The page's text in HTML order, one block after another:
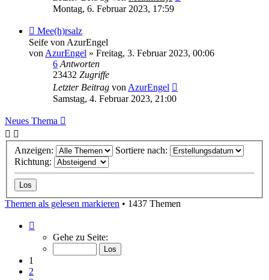
Montag, 6. Februar 2023, 17:59
Mee(h)rsalz
Seife von AzurEngel
von AzurEngel » Freitag, 3. Februar 2023, 00:06
6 Antworten
23432 Zugriffe
Letzter Beitrag von AzurEngel
Samstag, 4. Februar 2023, 21:00
Neues Thema
Anzeigen:
Sortiere nach:
Richtung:
Themen als gelesen markieren • 1437 Themen
von
Gehe zu Seite:
1
2